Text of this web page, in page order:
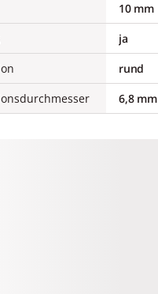
10 mm
ja
rund
6,8 mm